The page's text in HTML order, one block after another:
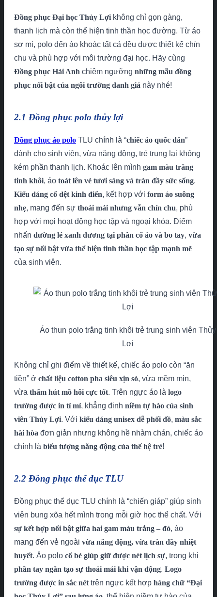
Đồng phục Đại học Thủy Lợi không chỉ gọn gàng,
thanh lịch mà còn thể hiện tinh thần học đường. Từ áo
sơ mi, polo đến áo khoác tất cả đều được thiết kế chỉn
chu và phù hợp với môi trường đại học. Hãy cùng
Đồng phục Hải Anh chiêm ngưỡng những mẫu đồng
phục nổi bật của ngôi trường danh giá này nhé!
2.1 Đồng phục polo thủy lợi
Đồng phục áo polo TLU chính là “chiếc áo quốc dân”
dành cho sinh viên, vừa năng động, trẻ trung lại không
kém phần thanh lịch. Khoác lên mình gam màu trắng
tinh khôi, áo toát lên vẻ tươi sáng và tràn đầy sức sống.
Kiểu dáng cổ dệt kinh điển, kết hợp với form áo suông
nhẹ, mang đến sự thoải mái nhưng vẫn chỉn chu, phù
hợp với mọi hoạt động học tập và ngoại khóa. Điểm
nhấn đường lé xanh dương tại phần cổ áo và bo tay, vừa
tạo sự nổi bật vừa thể hiện tinh thần học tập mạnh mẽ
của sinh viên.
Áo thun polo trắng tinh khôi trẻ trung sinh viên Thủy
Lợi
Không chỉ ghi điểm về thiết kế, chiếc áo polo còn “ăn
tiền” ở chất liệu cotton pha siêu xịn sò, vừa mềm mịn,
vừa thấm hút mồ hôi cực tốt. Trên ngực áo là logo
trường được in tỉ mỉ, khẳng định niềm tự hào của sinh
viên Thủy Lợi. Với kiểu dáng unisex dễ phối đồ, màu sắc
hài hòa đơn giản nhưng không hề nhàm chán, chiếc áo
chính là biểu tượng năng động của thế hệ trẻ!
2.2 Đồng phục thể dục TLU
Đồng phục thể dục TLU chính là “chiến giáp” giúp sinh
viên bung xõa hết mình trong mỗi giờ học thể chất. Với
sự kết hợp nổi bật giữa hai gam màu trắng – đỏ, áo
mang đến vẻ ngoài vừa năng động, vừa tràn đầy nhiệt
huyết. Áo polo cổ bẻ giúp giữ được nét lịch sự, trong khi
phần tay ngắn tạo sự thoải mái khi vận động. Logo
trường được in sắc nét trên ngực kết hợp hàng chữ “Đại